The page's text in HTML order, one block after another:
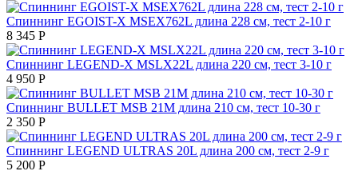
Спиннинг EGOIST-X MSEX762L длина 228 см, тест 2-10 г
8 345 Р
Спиннинг LEGEND-X MSLX22L длина 220 см, тест 3-10 г
4 950 Р
Спиннинг BULLET MSB 21M длина 210 см, тест 10-30 г
2 350 Р
Спиннинг LEGEND ULTRAS 20L длина 200 см, тест 2-9 г
5 200 Р